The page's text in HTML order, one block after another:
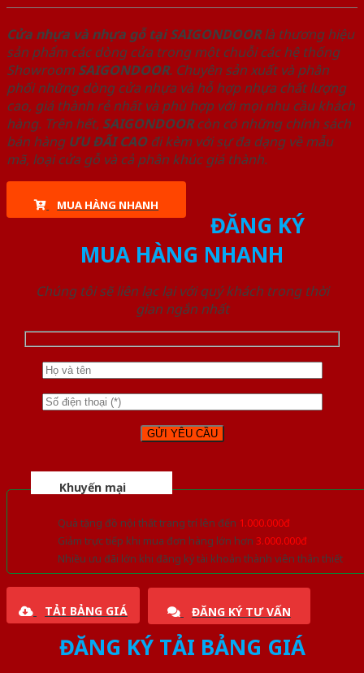
Cửa nhựa và nhựa gỗ tại SAIGONDOORlà thương hiệu
sản phẩm các dòng cửa trong một chuỗi các hệ thống
Showroom SAIGONDOOR. Chuyên sản xuất và phân
phối những dòng cửa nhựa và hỗ hợp nhựa chất lượng
cao, giá thành rẻ nhất và phù hợp với mọi nhu cầu khách
hàng. Trên hết, SAIGONDOORcòn có những chính sách
bán hàng ƯU ĐÃI CAOđi kèm với sự đa dạng về mẫu
mã, loại cửa gỗ và cả phân khúc giá thành.
MUA HÀNG NHANH
ĐĂNG KÝ
MUA HÀNG NHANH
Chúng tôi sẽ liên lạc lại với quý khách trong thời
gian ngắn nhất
Khuyến mại
Quà tặng đồ nội thất trang trí lên đến 1.000.000đ
Giảm trực tiếp khi mua đơn hàng lớn hơn 3.000.000đ
Nhiều ưu đãi lớn khi đăng ký tài khoản thành viên thân thiết
TẢI BẢNG GIÁ ĐĂNG KÝ TƯ VẤN
ĐĂNG KÝ TẢI BẢNG GIÁ